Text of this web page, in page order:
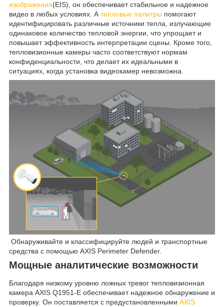
изображения(EIS), он обеспечивает стабильное и надежное
видео в любых условиях. Атепловые палитры помогают
идентифицировать различные источники тепла, излучающие
одинаковое количество тепловой энергии, что упрощает и
повышает эффективность интерпретации сцены. Кроме того,
тепловизионные камеры часто соответствуют нормам
конфиденциальности, что делает их идеальными в
ситуациях, когда установка видеокамер невозможна.
Обнаруживайте и классифицируйте людей и транспортные
средства с помощью AXIS Perimeter Defender.
Мощные аналитические возможности
Благодаря низкому уровню ложных тревог тепловизионная
камера AXIS Q1951-E обеспечивает надежное обнаружение и
проверку. Он поставляется с предустановленными AXIS